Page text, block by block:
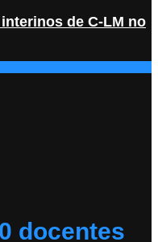
de C-LM no
docentes